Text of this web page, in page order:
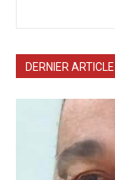
DERNIER ARTICLE